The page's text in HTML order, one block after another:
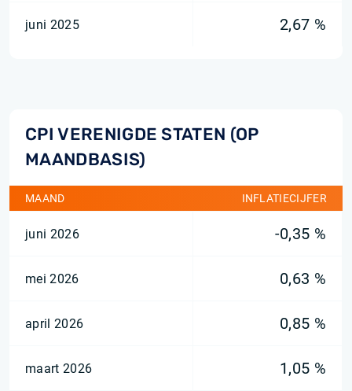
juni 2025 2,67 %
CPI VERENIGDE STATEN (OP
MAANDBASIS)
MAAND INFLATIECIJFER
juni 2026 -0,35 %
mei 2026 0,63 %
april 2026 0,85 %
maart 2026 1,05 %